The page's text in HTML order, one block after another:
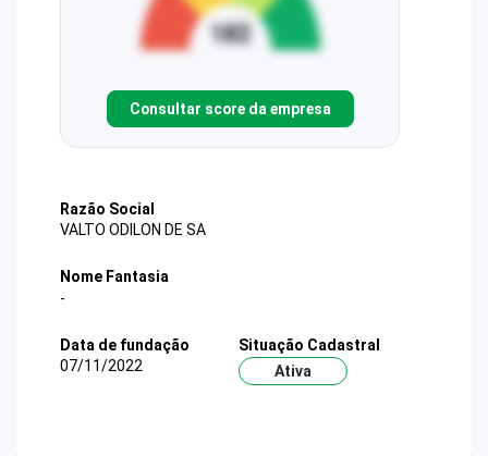
Consultar score da empresa
Razão Social
VALTO ODILON DE SA
Nome Fantasia
-
Data de fundação
07/11/2022
Situação Cadastral
Ativa